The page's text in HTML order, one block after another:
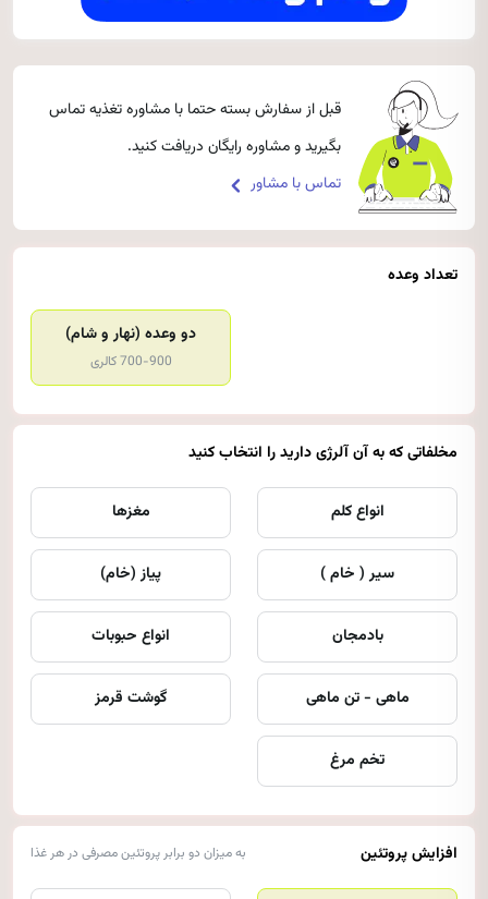
قبل از سفارش بسته حتما با مشاوره تغذیه تماس
بگیرید و مشاوره رایگان دریافت کنید.
تماس با مشاور
تعداد وعده
دو وعده (نهار و شام)
700-900 کالری
مخلفاتی که به آن آلرژی دارید را انتخاب کنید
انواع کلم مغزها
سیر ( خام ) پیاز (خام)
بادمجان انواع حبوبات
ماهی - تن ماهی گوشت قرمز
تخم مرغ
افزایش پروتئین به میزان دو برابر پروتئین مصرفی در هر غذا